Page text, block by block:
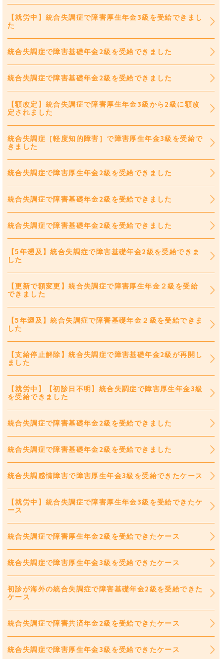
【就労中】統合失調症で障害厚生年金3級を受給できまし
た
統合失調症で障害基礎年金2級を受給できました
統合失調症で障害基礎年金2級を受給できました
【額改定】統合失調症で障害厚生年金3級から2級に額改
定されました
統合失調症［軽度知的障害］で障害厚生年金3級を受給で
きました
統合失調症で障害厚生年金2級を受給できました
統合失調症で障害基礎年金2級を受給できました
統合失調症で障害基礎年金2級を受給できました
【5年遡及】統合失調症で障害基礎年金2級を受給できま
した
【更新で額変更】統合失調症で障害厚生年金２級を受給
できました
【5年遡及】統合失調症で障害基礎年金２級を受給できま
した
【支給停止解除】統合失調症で障害基礎年金2級が再開し
ました
【就労中】【初診日不明】統合失調症で障害厚生年金3級
を受給できました
統合失調症で障害基礎年金2級を受給できました
統合失調症で障害基礎年金2級を受給できました
統合失調感情障害で障害厚生年金3級を受給できたケース
【就労中】統合失調症で障害厚生年金3級を受給できたケ
ース
統合失調症で障害厚生年金2級を受給できたケース
統合失調症で障害厚生年金3級を受給できたケース
初診が海外の統合失調症で障害基礎年金2級を受給できた
ケース
統合失調症で障害共済年金2級を受給できたケース
統合失調症で障害厚生年金3級を受給できたケース